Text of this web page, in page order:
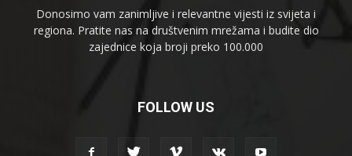
Donosimo vam zanimljive i relevantne vijesti iz svijeta i
regiona. Pratite nas na društvenim mrežama i budite dio
zajednice koja broji preko 100.000
FOLLOW US